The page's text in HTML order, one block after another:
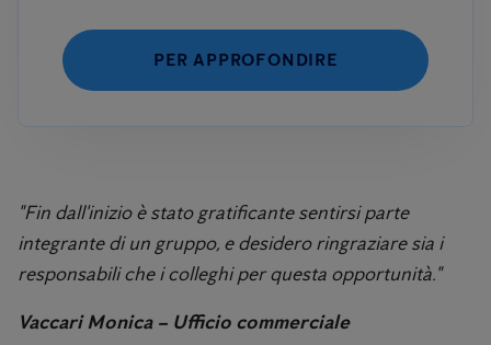
PER APPROFONDIRE
"Fin dall'inizio è stato gratificante sentirsi parte
integrante di un gruppo, e desidero ringraziare sia i
responsabili che i colleghi per questa opportunità."
Vaccari Monica – Ufficio commerciale